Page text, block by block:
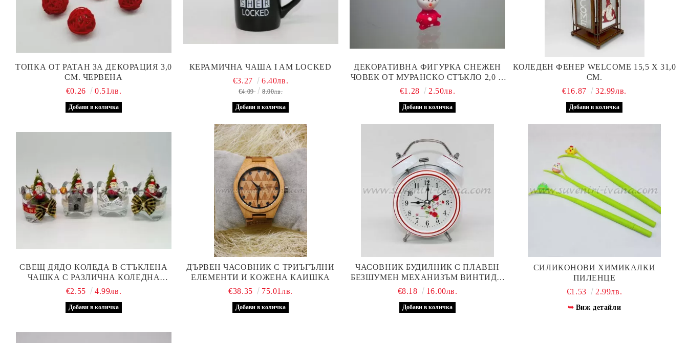
ТОПКА ОТ РАТАН ЗА ДЕКОРАЦИЯ 3,0
СМ. ЧЕРВЕНА
€0.26
0.51лв.
КЕРАМИЧНА ЧАША I AM LOCKED
€3.27 6.40лв.
€4.09 8.00лв.
ДЕКОРАТИВНА ФИГУРКА СНЕЖЕН
ЧОВЕК ОТ МУРАНСКО СТЪКЛО 2,0 Х
3,0 СМ.
€1.28 2.50лв.
КОЛЕДЕН ФЕНЕР WELCOME 15,5 Х 31,0
СМ.
€16.87
32.99лв.
СВЕЩ ДЯДО КОЛЕДА В СТЪКЛЕНА
ЧАШКА С РАЗЛИЧНА КОЛЕДНА
ДЕКОРАЦИЯ
€2.55 4.99лв.
ДЪРВЕН ЧАСОВНИК С ТРИЪГЪЛНИ
ЕЛЕМЕНТИ И КОЖЕНА КАИШКА
€38.35
75.01лв.
ЧАСОВНИК БУДИЛНИК С ПЛАВЕН
БЕЗШУМЕН МЕХАНИЗЪМ ВИНТИДЖ
СТИЛ ЦВЕТЯ, МОДЕЛ ТРИ
€8.18 16.00лв.
СИЛИКОНОВИ ХИМИКАЛКИ
ПИЛЕНЦЕ
€1.53
2.99лв.
Виж детайли